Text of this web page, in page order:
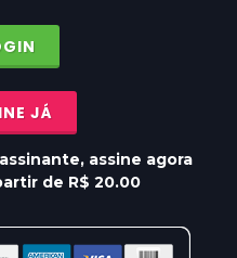
JÁ
assine agora
de R$ 20.00